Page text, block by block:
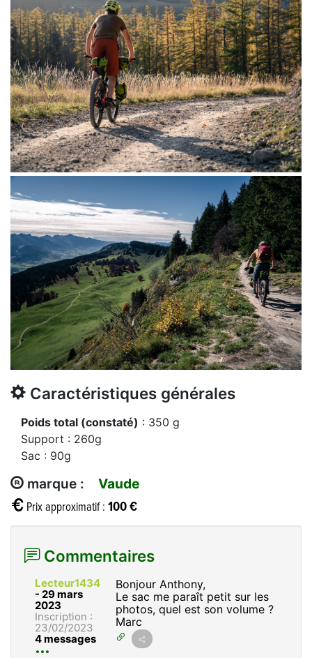
Caractéristiques générales
Poids total (constaté) : 350 g
Support : 260g
Sac : 90g
marque : Vaude
Prix approximatif : 100 €
Commentaires
Lecteur1434
- 29 mars
2023
Inscription :
23/02/2023
4 messages
Bonjour Anthony,
Le sac me paraît petit sur les
photos, quel est son volume ?
Marc